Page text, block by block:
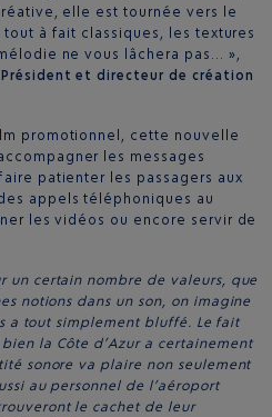
elle est tournée vers le
à fait classiques, les textures
ne vous lâchera pas… »,
Président et directeur de création
promotionnel, cette nouvelle
les messages
patienter les passagers aux
appels téléphoniques au
les vidéos ou encore servir de
un certain nombre de valeurs, que
notions dans un son, on imagine
a tout simplement bluffé. Le fait
la Côte d’Azur a certainement
sonore va plaire non seulement
au personnel de l’aéroport
le cachet de leur